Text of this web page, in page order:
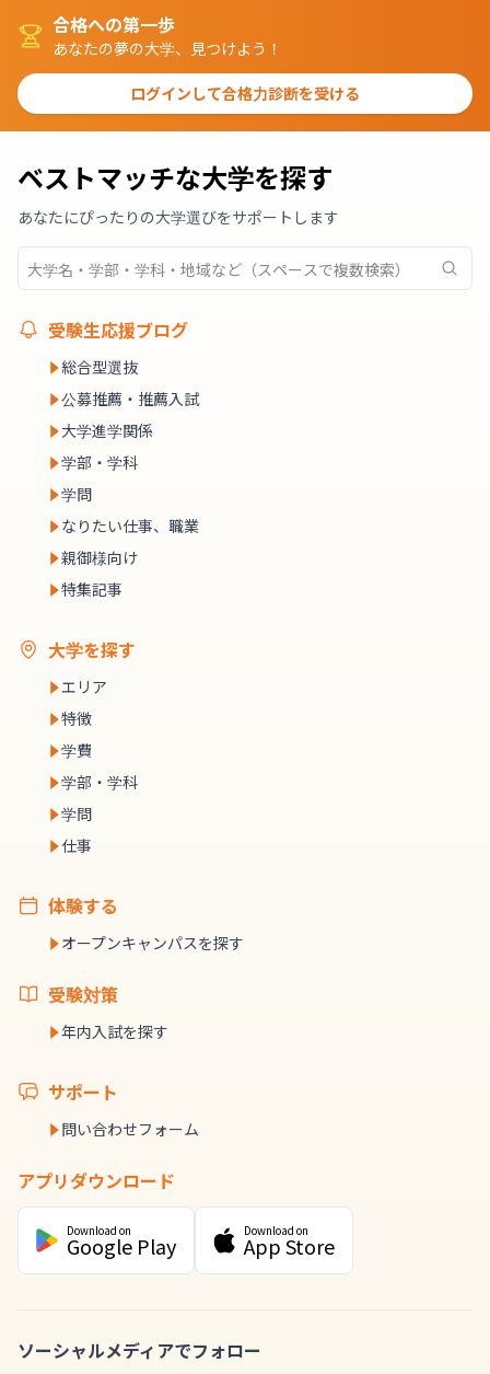
合格への第一歩
あなたの夢の大学、見つけよう！
ログインして合格力診断を受ける
ベストマッチな大学を探す
あなたにぴったりの大学選びをサポートします
受験生応援ブログ
総合型選抜
公募推薦・推薦入試
大学進学関係
学部・学科
学問
なりたい仕事、職業
親御様向け
特集記事
大学を探す
エリア
特徴
学費
学部・学科
学問
仕事
体験する
オープンキャンパスを探す
受験対策
年内入試を探す
サポート
問い合わせフォーム
アプリダウンロード
Download on
Google Play
Download on
App Store
ソーシャルメディアでフォロー